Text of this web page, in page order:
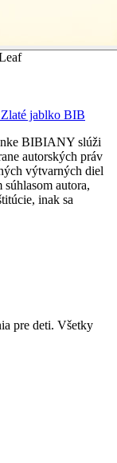
jablko BIB
BIBIANY slúži
autorských práv
výtvarných diel
autora,
inak sa
pre deti. Všetky